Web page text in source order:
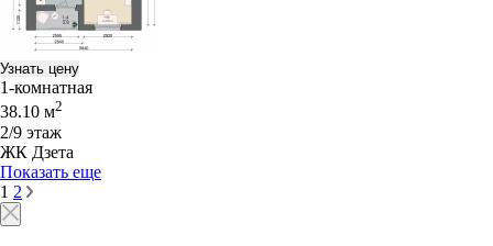
Узнать цену
1-комнатная
38.10 м2
2/9 этаж
ЖК Дзета
Показать еще
1 2